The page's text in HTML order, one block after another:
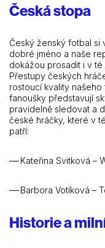
Česká stopa
Český ženský fotbal
dobré jméno a naše
dokážou prosadit i v
Přestupy českých
rostoucí kvality
fanoušky představují
pravidelně sledovat a
české hráčky, které v
patří:
Kateřina Svitková –
Barbora Votíková –
Historie a